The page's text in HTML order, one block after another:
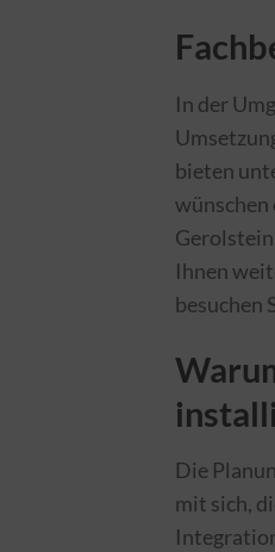
In der
bieten
wünschen
Ihnen
besuchen
Die
mit sich,